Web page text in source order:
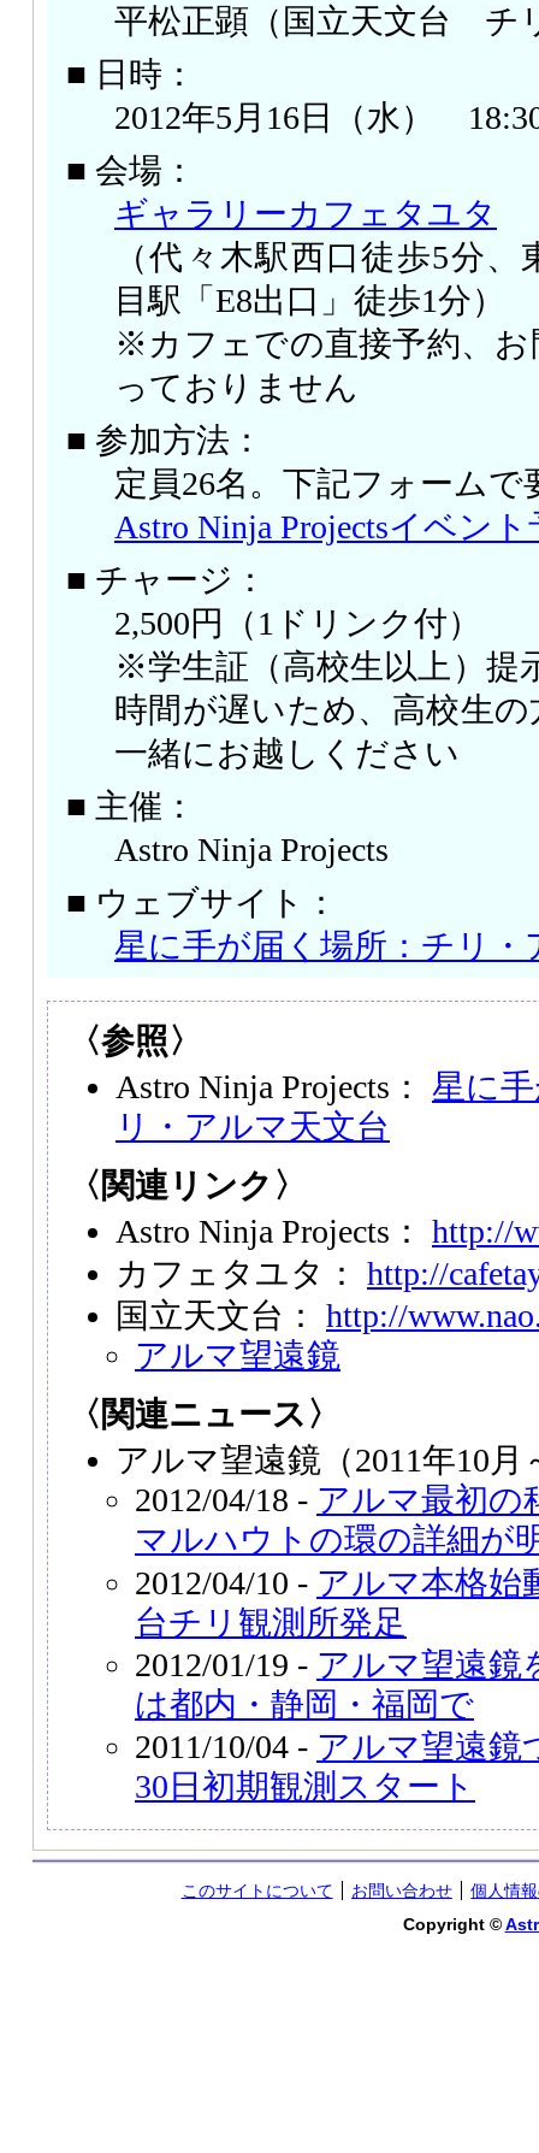
平松正顕（国立天文台 チ
■ 日時：
2012年5月16日（水）
■ 会場：
ギャラリーカフェタユタ
（代々木駅西口徒歩5分
目駅「E8出口」徒歩1分）
※カフェでの直接予約、
っておりません
■ 参加方法：
定員26名。下記フォームで
Astro Ninja Projectsイベン
■ チャージ：
2,500円（1ドリンク付）
※学生証（高校生以上）提
時間が遅いため、高校生
一緒にお越しください
■ 主催：
Astro Ninja Projects
■ ウェブサイト：
星に手が届く場所：チリ・
〈参照〉
Astro Ninja Projects： 星に
リ・アルマ天文台
〈関連リンク〉
Astro Ninja Projects： http://
カフェタユタ： http://
国立天文台： http://
アルマ望遠鏡
〈関連ニュース〉
アルマ望遠鏡（2011年10月
2012/04/18 - アルマ最初の
マルハウトの環の詳細が
2012/04/10 - アルマ本格始
台チリ観測所発足
2012/01/19 - アルマ望遠
は都内・静岡・福岡で
2011/10/04 - アルマ望遠
30日初期観測スタート
このサイトについて お問い合わせ
個人情
Copyright ©